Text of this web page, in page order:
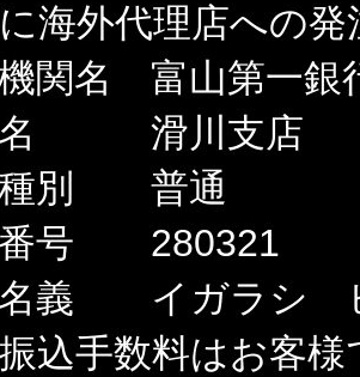
海外代理店への
関名 富山第一銀
名 滑川支店
種別 普通
番号 280321
名義 イガラシ
込手数料はお客